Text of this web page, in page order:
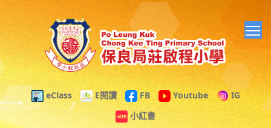
eClass E閱讀 FB Youtube
IG
小紅書